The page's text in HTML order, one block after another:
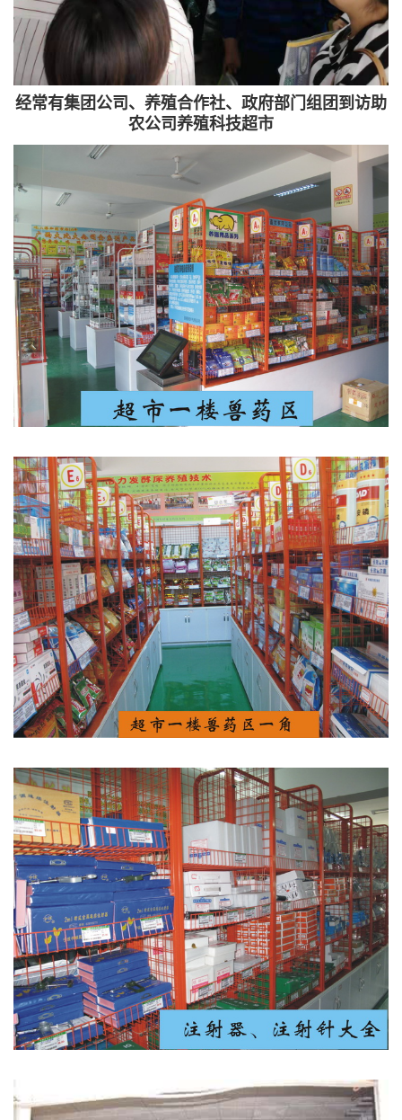
经常有集团公司、养殖合作社、政府部门组团到访助
农公司养殖科技超市